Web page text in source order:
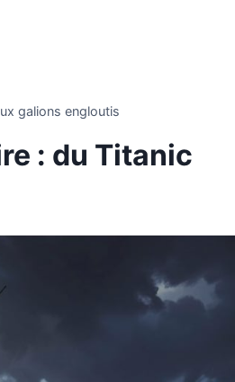
galions engloutis
: du Titanic